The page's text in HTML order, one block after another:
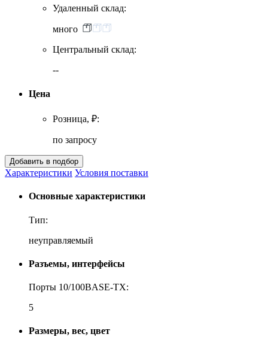
Удаленный склад:
много
Центральный склад:
--
Цена
Розница, ₽:
по запросу
Характеристики Условия поставки
Основные характеристики
Тип:
неуправляемый
Разъемы, интерфейсы
Порты 10/100BASE-TX:
5
Размеры, вес, цвет